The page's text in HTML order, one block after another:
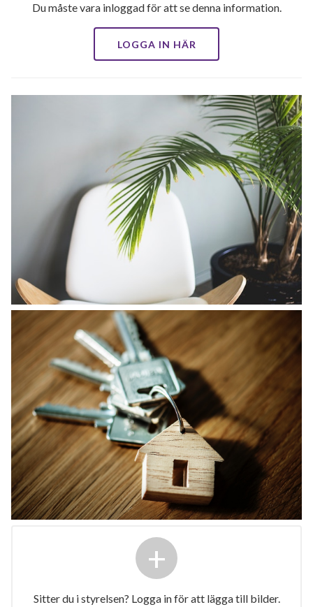
Du måste vara inloggad för att se denna information.
LOGGA IN HÄR
+
Sitter du i styrelsen? Logga in för att lägga till bilder.